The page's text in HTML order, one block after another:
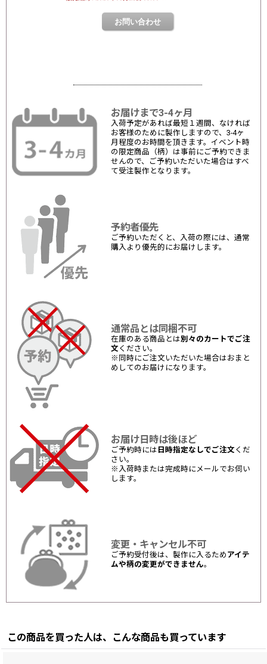
お届けまで3-4ヶ月
入荷予定があれば最短１週間、なければ
お客様のために製作しますので、3-4ヶ
月程度のお時間を頂きます。イベント時
の限定商品（柄）は事前にご予約できま
せんので、ご予約いただいた場合はすべ
て受注製作となります。
予約者優先
ご予約いただくと、入荷の際には、通常
購入より優先的にお届けします。
通常品とは同梱不可
在庫のある商品とは別々のカートでご注
文 ください。
※同時にご注文いただいた場合はおまと
めしてのお届けになります。
お届け日時は後ほど
ご予約時には 日時指定なしでご注文 くだ
さい。
※入荷時または完成時にメールでお伺い
します。
変更・キャンセル不可
ご予約受付後は、製作に入るため アイテ
ムや柄の変更ができません。
この商品を買った人は、こんな商品も買っています